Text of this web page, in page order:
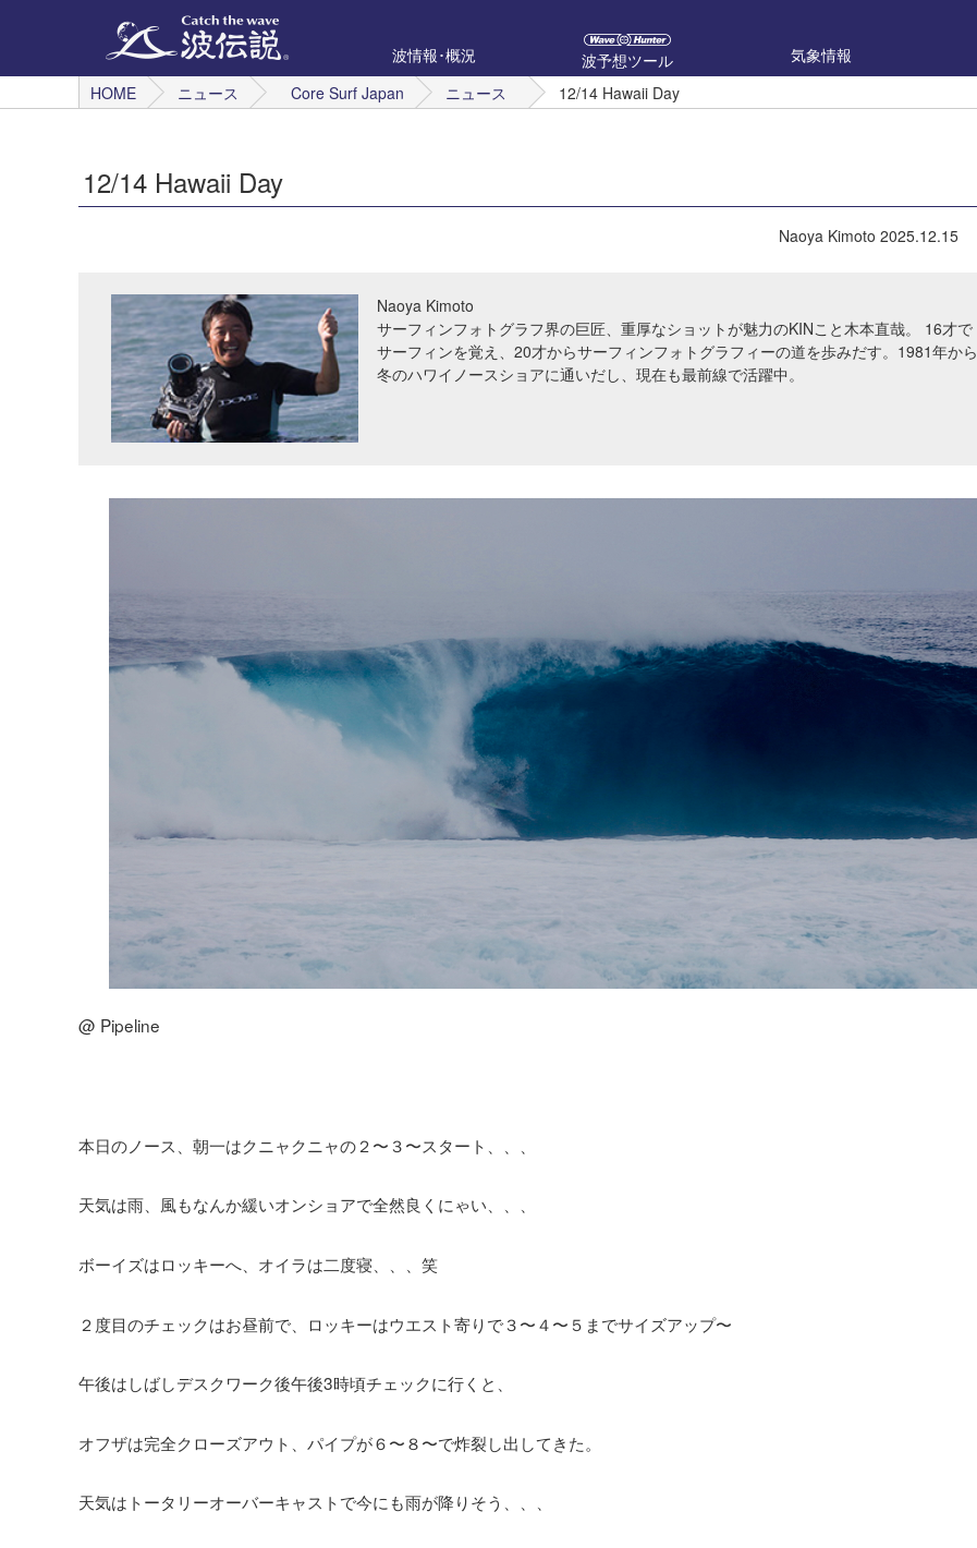
波情報･概況
波予想ツール 気象情報
HOME
ニュース Core Surf Japan ニュース 12/14 Hawaii Day
12/14 Hawaii Day
Naoya Kimoto 2025.12.15
Naoya Kimoto
サーフィンフォトグラフ界の巨匠、重厚なショットが魅力のKINこと木本直哉。 16才で
サーフィンを覚え、20才からサーフィンフォトグラフィーの道を歩みだす。1981年から
冬のハワイノースショアに通いだし、現在も最前線で活躍中。
@ Pipeline
本日のノース、朝一はクニャクニャの２〜３〜スタート、、、
天気は雨、風もなんか緩いオンショアで全然良くにゃい、、、
ボーイズはロッキーへ、オイラは二度寝、、、笑
２度目のチェックはお昼前で、ロッキーはウエスト寄りで３〜４〜５までサイズアップ〜
午後はしばしデスクワーク後午後3時頃チェックに行くと、
オフザは完全クローズアウト、パイプが６〜８〜で炸裂し出してきた。
天気はトータリーオーバーキャストで今にも雨が降りそう、、、